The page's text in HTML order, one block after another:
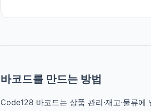
바코드를 만드는 방법
Code128 바코드는 상품 관리·재고·물류